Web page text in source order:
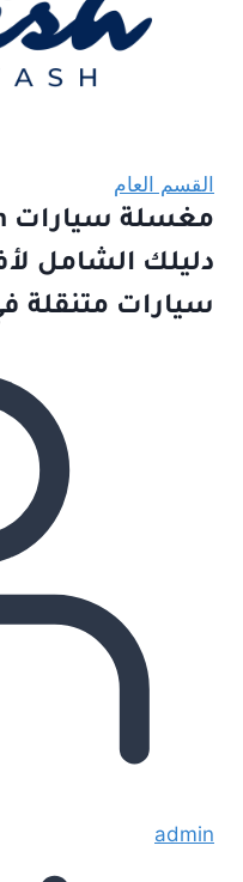
القسم العام
دليلك الشامل
سيارات متنقلة في
admin